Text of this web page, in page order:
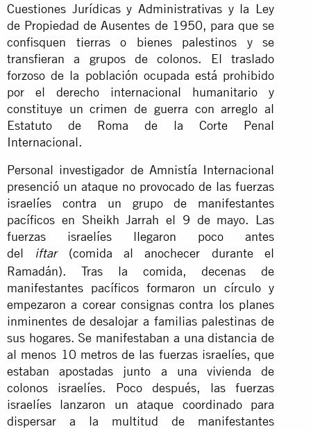
Cuestiones Jurídicas y Administrativas y la Ley
de Propiedad de Ausentes de 1950, para que se
confisquen tierras o bienes palestinos y se
transfieran a grupos de colonos. El traslado
forzoso de la población ocupada está prohibido
por el derecho internacional humanitario y
constituye un crimen de guerra con arreglo al
Estatuto de Roma de la Corte Penal
Internacional.
Personal investigador de Amnistía Internacional
presenció un ataque no provocado de las fuerzas
israelíes contra un grupo de manifestantes
pacíficos en Sheikh Jarrah el 9 de mayo. Las
fuerzas israelíes llegaron poco antes
del
iftar(comida al anochecer durante el
Ramadán). Tras la comida, decenas de
manifestantes pacíficos formaron un círculo y
empezaron a corear consignas contra los planes
inminentes de desalojar a familias palestinas de
sus hogares. Se manifestaban a una distancia de
al menos 10 metros de las fuerzas israelíes, que
estaban apostadas junto a una vivienda de
colonos israelíes. Poco después, las fuerzas
israelíes lanzaron un ataque coordinado para
dispersar a la multitud de manifestantes